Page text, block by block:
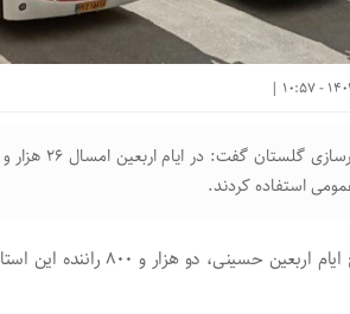
استفاده کردند.
مهدی ملک گفت: در مدت اجرای طرح